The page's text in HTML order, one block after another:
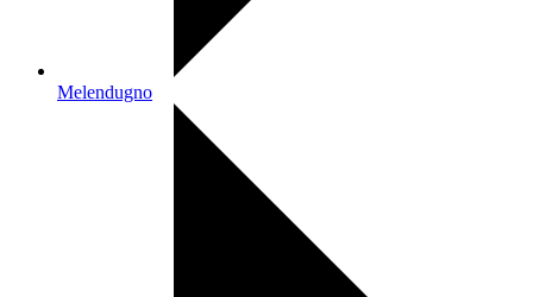
Melendugno